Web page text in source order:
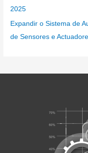
2025
Expandir o Sistema de
de Sensores e